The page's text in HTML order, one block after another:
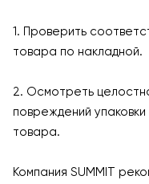
1. Проверить
товара по накладной.
2. Осмотреть
повреждений
товара.
Компания SUMMIT